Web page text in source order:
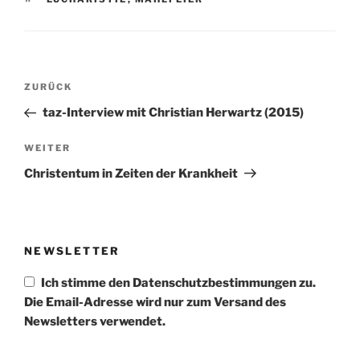
Beitragsnavigation
Vorheriger
Beitrag
ZURÜCK
taz-Interview mit Christian Herwartz (2015)
Nächster
Beitrag
WEITER
Christentum in Zeiten der Krankheit
NEWSLETTER
Ich stimme den Datenschutzbestimmungen zu.
Die Email-Adresse wird nur zum Versand des
Newsletters verwendet.